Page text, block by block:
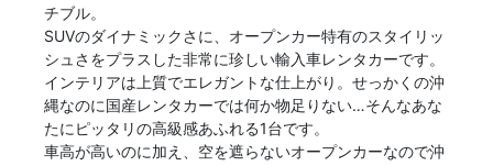
チブル。
SUVのダイナミックさに、オープンカー特有のスタイリッ
シュさをプラスした非常に珍しい輸入車レンタカーです。
インテリアは上質でエレガントな仕上がり。せっかくの沖
縄なのに国産レンタカーでは何か物足りない…そんなあな
たにピッタリの高級感あふれる1台です。
車高が高いのに加え、空を遮らないオープンカーなので沖